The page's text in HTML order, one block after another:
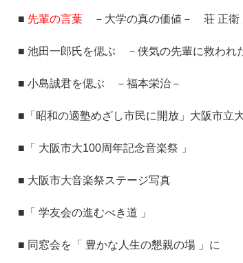
■ 先輩の言葉 －大学の真の価値－ 荘 正衛
■ 池田一郎氏を偲ぶ －侠気の先輩に救わ
■ 小島誠君を偲ぶ －福本栄治－
■「昭和の適塾めざし市民に開放」大阪市立
■「 大阪市大100周年記念音楽祭 」
■ 大阪市大音楽祭ステージ写真
■「 学友会の進むべき道 」
■ 同窓会を「 豊かな人生の懇親の場 」に